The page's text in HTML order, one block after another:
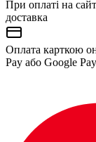
При оплаті на
доставка
Оплата карткою
Pay або Google Pay